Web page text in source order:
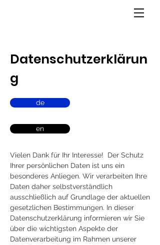
Datenschutzerklärun
g
de
en
Vielen Dank für Ihr Interesse! Der Schutz
Ihrer persönlichen Daten ist uns ein
besonderes Anliegen. Wir verarbeiten Ihre
Daten daher selbstverständlich
ausschließlich auf Grundlage der aktuellen
gesetzlichen Bestimmungen. In dieser
Datenschutzerklärung informieren wir Sie
über die wichtigsten Aspekte der
Datenverarbeitung im Rahmen unserer